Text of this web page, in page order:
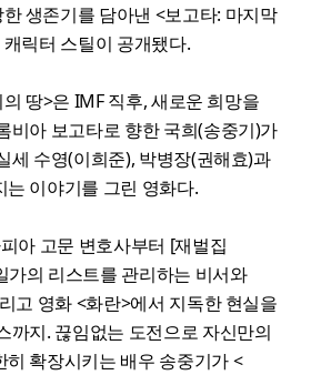
생존기를 담아낸 <보고타: 마지막
릭터 스틸이 공개됐다.
땅>은 IMF 직후, 새로운 희망을
비아 보고타로 향한 국희(송중기)가
세 수영(이희준), 박병장(권해효)과
이야기를 그린 영화다.
아 고문 변호사부터 [재벌집
가의 리스트를 관리하는 비서와
고 영화 <화란>에서 지독한 현실을
까지. 끊임없는 도전으로 자신만의
히 확장시키는 배우 송중기가 <